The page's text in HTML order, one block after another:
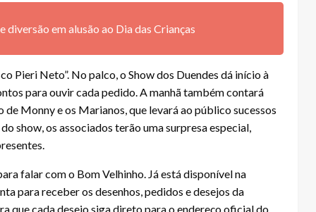
em alusão ao Dia das Crianças
Pieri Neto”. No palco, o Show dos Duendes dá início à
para ouvir cada pedido. A manhã também contará
de Monny e os Marianos, que levará ao público sucessos
show, os associados terão uma surpresa especial,
falar com o Bom Velhinho. Já está disponível na
para receber os desenhos, pedidos e desejos da
que cada desejo siga direto para o endereço oficial do